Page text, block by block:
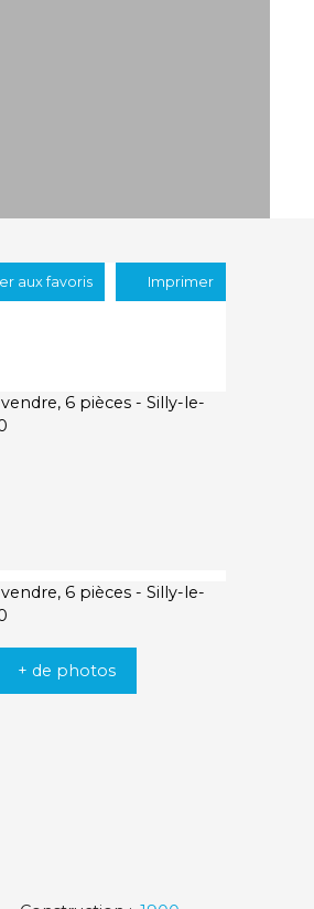
aux favoris Imprimer
+ de photos